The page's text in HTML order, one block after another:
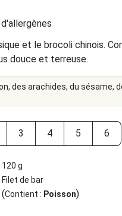
et le brocoli chinois.
douce et terreuse.
des arachides, du sésame,
3 4 5 6
120 g
Filet de bar
(Contient : Poisson)